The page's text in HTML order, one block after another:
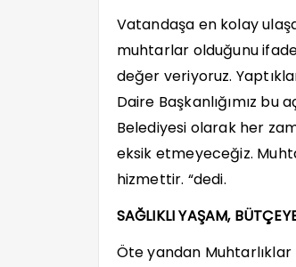
Vatandaşa en kolay
muhtarlar olduğunu
değer veriyoruz.
Daire Başkanlığımız
Belediyesi olarak her
eksik etmeyeceğiz.
hizmettir. “dedi.
SAĞLIKLI YAŞAM,
Öte yandan Muhtarlıklar